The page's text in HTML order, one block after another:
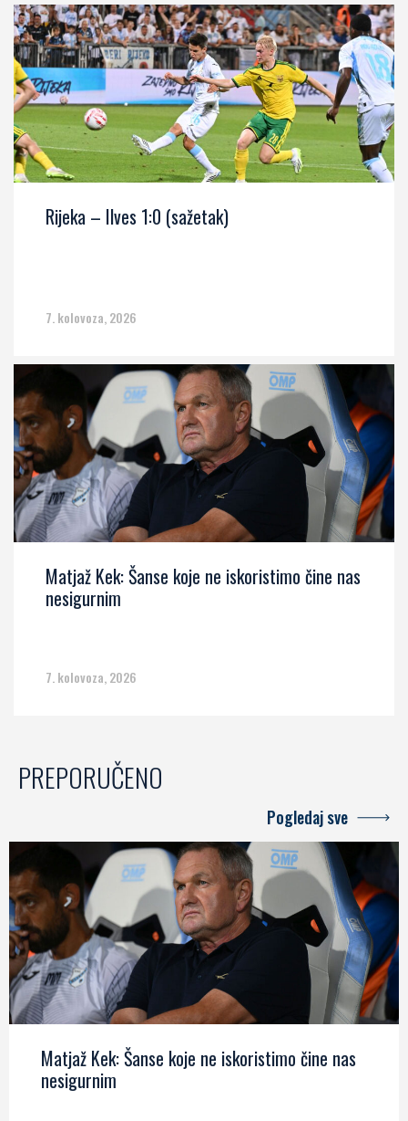
Rijeka – Ilves 1:0 (sažetak)
7. kolovoza, 2026
Matjaž Kek: Šanse koje ne iskoristimo čine nas
nesigurnim
7. kolovoza, 2026
PREPORUČENO
Pogledaj sve
Matjaž Kek: Šanse koje ne iskoristimo čine nas
nesigurnim